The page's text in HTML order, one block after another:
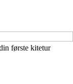
første kitetur